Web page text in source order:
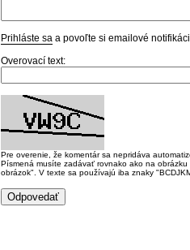
Prihláste sa a povoľte si emailové
Overovací text:
Pre overenie, že komentár sa nepridáva
Písmená musíte zadávať rovnako ako na
obrázok". V texte sa používajú iba znaky